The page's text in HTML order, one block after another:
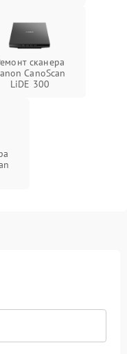
сканера
CanoScan
LiDE 300